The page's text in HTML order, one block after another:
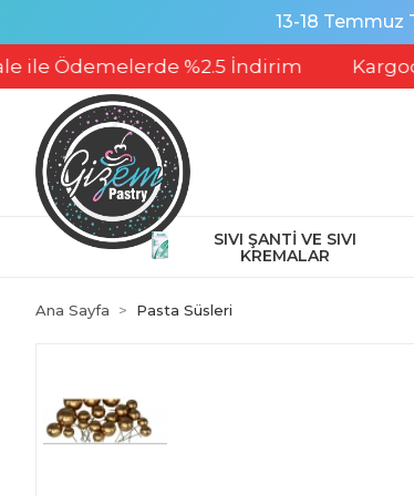
13-18 Temmuz
%2.5 İndirim Kargoda
SIVI ŞANTİ VE SIVI
KREMALAR
Ana Sayfa Pasta Süsleri